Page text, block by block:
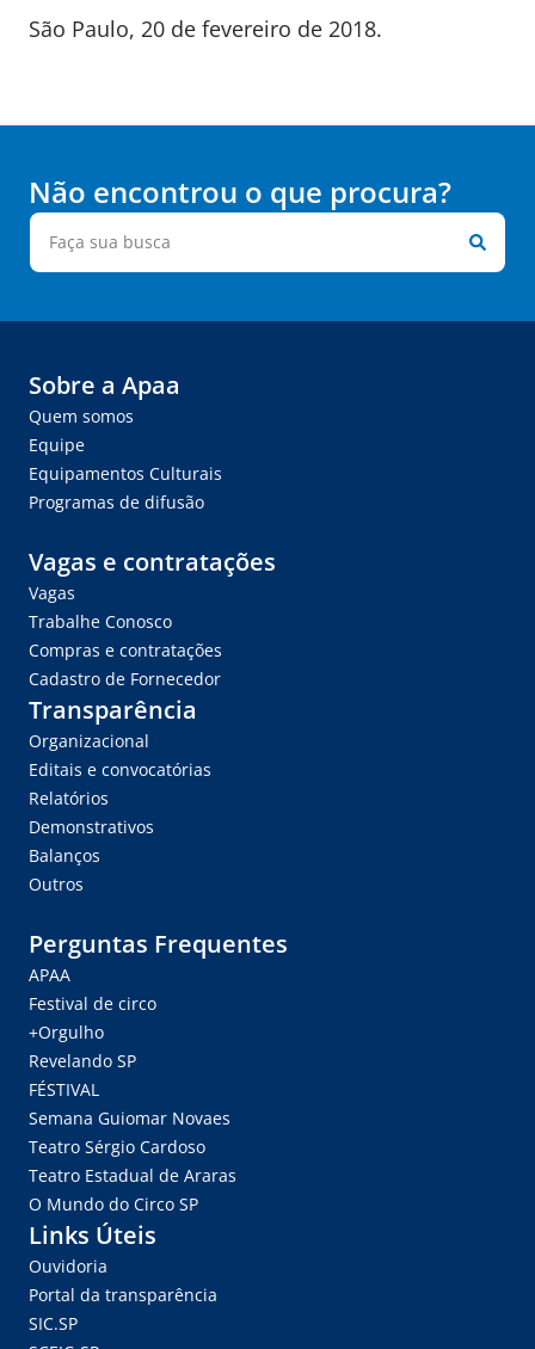
São Paulo, 20 de fevereiro de 2018.
Não encontrou o que procura?
Sobre a Apaa
Quem somos
Equipe
Equipamentos Culturais
Programas de difusão
Vagas e contratações
Vagas
Trabalhe Conosco
Compras e contratações
Cadastro de Fornecedor
Transparência
Organizacional
Editais e convocatórias
Relatórios
Demonstrativos
Balanços
Outros
Perguntas Frequentes
APAA
Festival de circo
+Orgulho
Revelando SP
FÉSTIVAL
Semana Guiomar Novaes
Teatro Sérgio Cardoso
Teatro Estadual de Araras
O Mundo do Circo SP
Links Úteis
Ouvidoria
Portal da transparência
SIC.SP